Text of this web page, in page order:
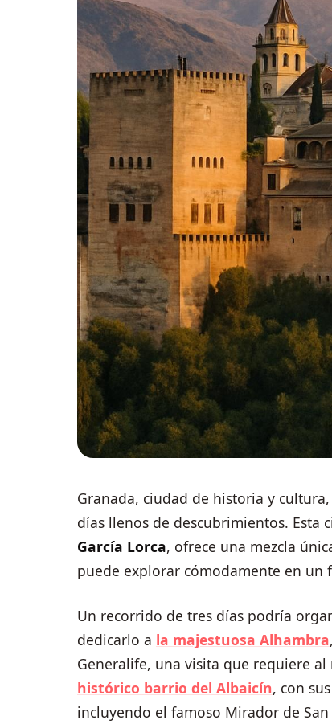
Granada, ciudad de historia y
días llenos de descubrimientos. Esta
García Lorca, ofrece una mezcla
puede explorar cómodamente en un
Un recorrido de tres días podría
dedicarlo a la majestuosa Alhambra
Generalife, una visita que requiere
histórico barrio del Albaicín, con
incluyendo el famoso Mirador de